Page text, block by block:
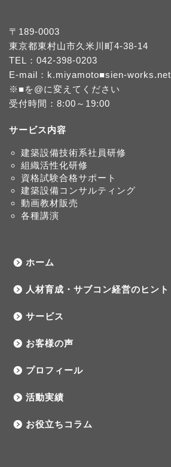
〒189-0003
東京都東村山市久米川町4-38-14
TEL： 042-398-0203
E-mail：k.miyamoto■sien-works.net
※■を@に変えてください
受付時間：8:00～19:00
サービス内容
建築設備技術系社員研修
組織活性化研修
資格試験合格サポート
建築設備コンサルティング
動画教材販売
各種講演
ホーム
人材育成・サブコン経営のヒント
サービス
お客様の声
プロフィール
活動実績
お役立ちコラム